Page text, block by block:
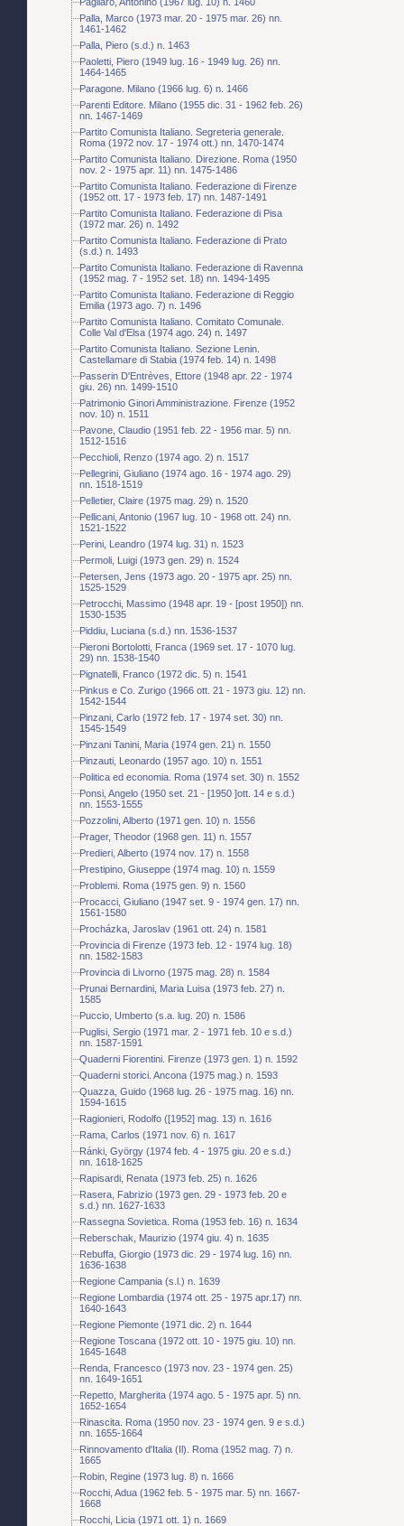
Palla, Marco (1973 mar. 20 - 1975 mar. 26) nn.
1461-1462
Palla, Piero (s.d.) n. 1463
Paoletti, Piero (1949 lug. 16 - 1949 lug. 26) nn.
1464-1465
Paragone. Milano (1966 lug. 6) n. 1466
Parenti Editore. Milano (1955 dic. 31 - 1962 feb. 26)
nn. 1467-1469
Partito Comunista Italiano. Segreteria generale.
Roma (1972 nov. 17 - 1974 ott.) nn. 1470-1474
Partito Comunista Italiano. Direzione. Roma (1950
nov. 2 - 1975 apr. 11) nn. 1475-1486
Partito Comunista Italiano. Federazione di Firenze
(1952 ott. 17 - 1973 feb. 17) nn. 1487-1491
Partito Comunista Italiano. Federazione di Pisa
(1972 mar. 26) n. 1492
Partito Comunista Italiano. Federazione di Prato
(s.d.) n. 1493
Partito Comunista Italiano. Federazione di Ravenna
(1952 mag. 7 - 1952 set. 18) nn. 1494-1495
Partito Comunista Italiano. Federazione di Reggio
Emilia (1973 ago. 7) n. 1496
Partito Comunista Italiano. Comitato Comunale.
Colle Val d'Elsa (1974 ago. 24) n. 1497
Partito Comunista Italiano. Sezione Lenin.
Castellamare di Stabia (1974 feb. 14) n. 1498
Passerin D'Entrèves, Ettore (1948 apr. 22 - 1974
giu. 26) nn. 1499-1510
Patrimonio Ginori Amministrazione. Firenze (1952
nov. 10) n. 1511
Pavone, Claudio (1951 feb. 22 - 1956 mar. 5) nn.
1512-1516
Pecchioli, Renzo (1974 ago. 2) n. 1517
Pellegrini, Giuliano (1974 ago. 16 - 1974 ago. 29)
nn. 1518-1519
Pelletier, Claire (1975 mag. 29) n. 1520
Pellicani, Antonio (1967 lug. 10 - 1968 ott. 24) nn.
1521-1522
Perini, Leandro (1974 lug. 31) n. 1523
Permoli, Luigi (1973 gen. 29) n. 1524
Petersen, Jens (1973 ago. 20 - 1975 apr. 25) nn.
1525-1529
Petrocchi, Massimo (1948 apr. 19 - [post 1950]) nn.
1530-1535
Piddiu, Luciana (s.d.) nn. 1536-1537
Pieroni Bortolotti, Franca (1969 set. 17 - 1070 lug.
29) nn. 1538-1540
Pignatelli, Franco (1972 dic. 5) n. 1541
Pinkus e Co. Zurigo (1966 ott. 21 - 1973 giu. 12) nn.
1542-1544
Pinzani, Carlo (1972 feb. 17 - 1974 set. 30) nn.
1545-1549
Pinzani Tanini, Maria (1974 gen. 21) n. 1550
Pinzauti, Leonardo (1957 ago. 10) n. 1551
Politica ed economia. Roma (1974 set. 30) n. 1552
Ponsi, Angelo (1950 set. 21 - [1950 ]ott. 14 e s.d.)
nn. 1553-1555
Pozzolini, Alberto (1971 gen. 10) n. 1556
Prager, Theodor (1968 gen. 11) n. 1557
Predieri, Alberto (1974 nov. 17) n. 1558
Prestipino, Giuseppe (1974 mag. 10) n. 1559
Problemi. Roma (1975 gen. 9) n. 1560
Procacci, Giuliano (1947 set. 9 - 1974 gen. 17) nn.
1561-1580
Procházka, Jaroslav (1961 ott. 24) n. 1581
Provincia di Firenze (1973 feb. 12 - 1974 lug. 18)
nn. 1582-1583
Provincia di Livorno (1975 mag. 28) n. 1584
Prunai Bernardini, Maria Luisa (1973 feb. 27) n.
1585
Puccio, Umberto (s.a. lug. 20) n. 1586
Puglisi, Sergio (1971 mar. 2 - 1971 feb. 10 e s.d.)
nn. 1587-1591
Quaderni Fiorentini. Firenze (1973 gen. 1) n. 1592
Quaderni storici. Ancona (1975 mag.) n. 1593
Quazza, Guido (1968 lug. 26 - 1975 mag. 16) nn.
1594-1615
Ragionieri, Rodolfo ([1952] mag. 13) n. 1616
Rama, Carlos (1971 nov. 6) n. 1617
Ránki, György (1974 feb. 4 - 1975 giu. 20 e s.d.)
nn. 1618-1625
Rapisardi, Renata (1973 feb. 25) n. 1626
Rasera, Fabrizio (1973 gen. 29 - 1973 feb. 20 e
s.d.) nn. 1627-1633
Rassegna Sovietica. Roma (1953 feb. 16) n. 1634
Reberschak, Maurizio (1974 giu. 4) n. 1635
Rebuffa, Giorgio (1973 dic. 29 - 1974 lug. 16) nn.
1636-1638
Regione Campania (s.l.) n. 1639
Regione Lombardia (1974 ott. 25 - 1975 apr.17) nn.
1640-1643
Regione Piemonte (1971 dic. 2) n. 1644
Regione Toscana (1972 ott. 10 - 1975 giu. 10) nn.
1645-1648
Renda, Francesco (1973 nov. 23 - 1974 gen. 25)
nn. 1649-1651
Repetto, Margherita (1974 ago. 5 - 1975 apr. 5) nn.
1652-1654
Rinascita. Roma (1950 nov. 23 - 1974 gen. 9 e s.d.)
nn. 1655-1664
Rinnovamento d'Italia (Il). Roma (1952 mag. 7) n.
1665
Robin, Regine (1973 lug. 8) n. 1666
Rocchi, Adua (1962 feb. 5 - 1975 mar. 5) nn. 1667-
1668
Rocchi, Licia (1971 ott. 1) n. 1669